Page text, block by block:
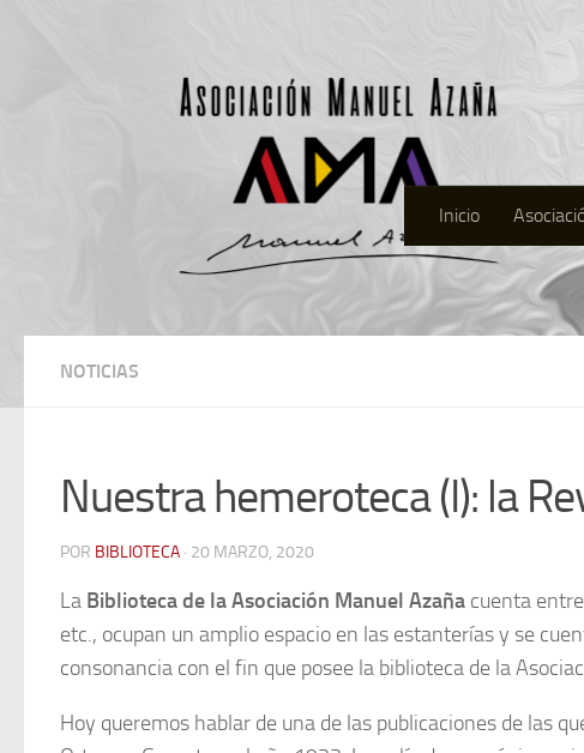
Inicio
NOTICIAS
Nuestra hemeroteca (I): la
POR BIBLIOTECA · 20 MARZO, 2020
La Biblioteca de la Asociación Manuel Azaña cuenta
etc., ocupan un amplio espacio en las estanterías y se
consonancia con el fin que posee la biblioteca de la
Hoy queremos hablar de una de las publicaciones de las